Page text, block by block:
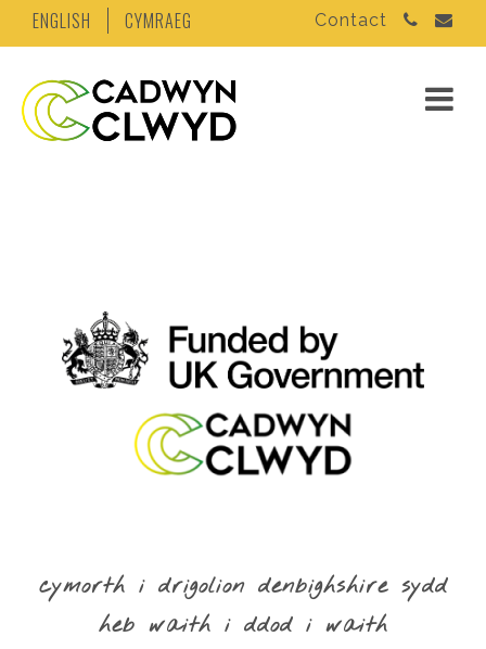
ENGLISH CYMRAEG Contact
cymorth i drigolion denbighshire sydd
heb waith i ddod i waith